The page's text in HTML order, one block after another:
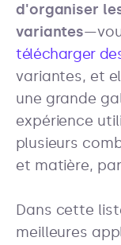
d'organiser
variantes
télécharger
variantes, et
une grande
expérience
plusieurs
et matière,
Dans cette
meilleures